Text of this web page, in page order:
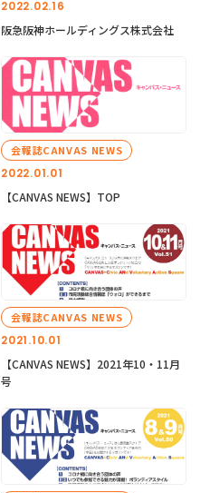
2022.02.16
阪急阪神ホールディングス株式会社
2022.01.01
会報誌CANVAS NEWS
【CANVAS NEWS】TOP
2021.10.01
会報誌CANVAS NEWS
【CANVAS NEWS】2021年10・11月
号